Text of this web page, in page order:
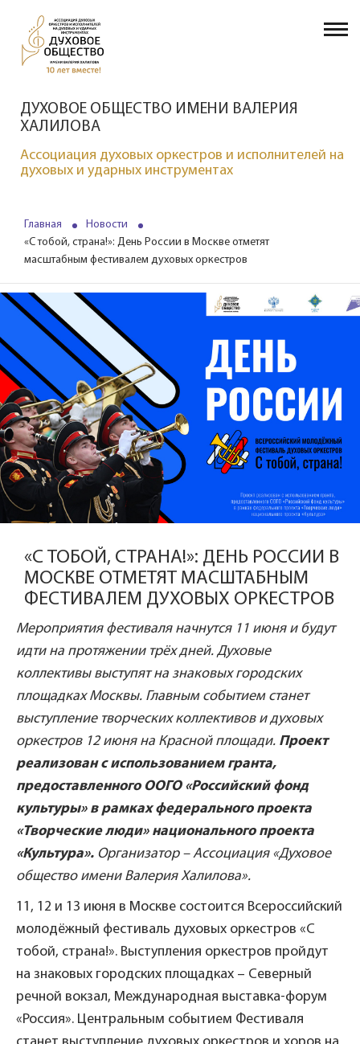
ДУХОВОЕ ОБЩЕСТВО ИМЕНИ ВАЛЕРИЯ
ХАЛИЛОВА
Ассоциация духовых оркестров и исполнителей на
духовых и ударных инструментах
Главная
Новости
«С тобой, страна!»: День России в Москве отметят
масштабным фестивалем духовых оркестров
«С ТОБОЙ, СТРАНА!»: ДЕНЬ РОССИИ В
МОСКВЕ ОТМЕТЯТ МАСШТАБНЫМ
ФЕСТИВАЛЕМ ДУХОВЫХ ОРКЕСТРОВ
Мероприятия фестиваля начнутся 11 июня и будут
идти на протяжении трёх дней. Духовые
коллективы выступят на знаковых городских
площадках Москвы. Главным событием станет
выступление творческих коллективов и духовых
оркестров 12 июня на Красной площади. Проект
реализован с использованием гранта,
предоставленного ООГО «Российский фонд
культуры» в рамках федерального проекта
«Творческие люди» национального проекта
«Культура». Организатор – Ассоциация «Духовое
общество имени Валерия Халилова».
11, 12 и 13 июня в Москве состоится Всероссийский
молодёжный фестиваль духовых оркестров «С
тобой, страна!». Выступления оркестров пройдут
на знаковых городских площадках – Северный
речной вокзал, Международная выставка-форум
«Россия». Центральным событием Фестиваля